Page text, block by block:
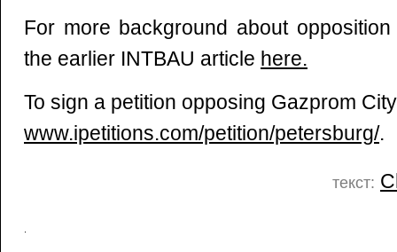
For more background about
the earlier INTBAU article here.
To sign a petition opposing Gazprom
www.ipetitions.com/petition/petersburg/.
текст: